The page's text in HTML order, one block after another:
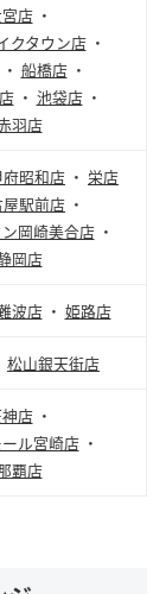
店・
クタウン店・
船橋店・
・ 池袋店・
羽店
府昭和店 ・ 栄店
駅前店 ・
岡崎美合店・
岡店
波店・ 姫路店
松山銀天街店
店・
ル宮崎店・
覇店